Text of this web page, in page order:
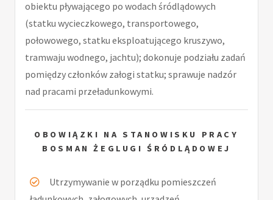
obiektu pływającego po wodach śródlądowych
(statku wycieczkowego, transportowego,
połowowego, statku eksploatującego kruszywo,
tramwaju wodnego, jachtu); dokonuje podziału zadań
pomiędzy członków załogi statku; sprawuje nadzór
nad pracami przeładunkowymi.
OBOWIĄZKI NA STANOWISKU PRACY
BOSMAN ŻEGLUGI ŚRÓDLĄDOWEJ
Utrzymywanie w porządku pomieszczeń